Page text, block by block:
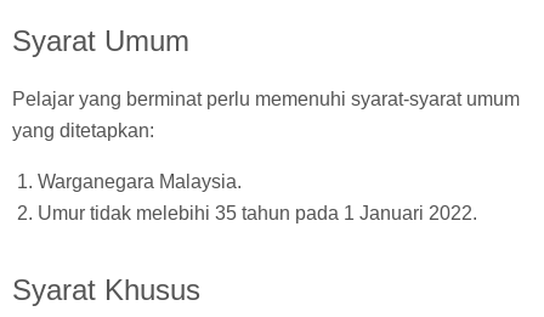
Syarat Umum
Pelajar yang berminat perlu memenuhi syarat-syarat umum
yang ditetapkan:
Warganegara Malaysia.
Umur tidak melebihi 35 tahun pada 1 Januari 2022.
Syarat Khusus